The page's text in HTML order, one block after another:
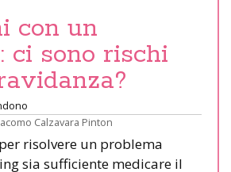
con un
ci sono rischi
Calzavara Pinton
risolvere un problema
sia sufficiente medicare il